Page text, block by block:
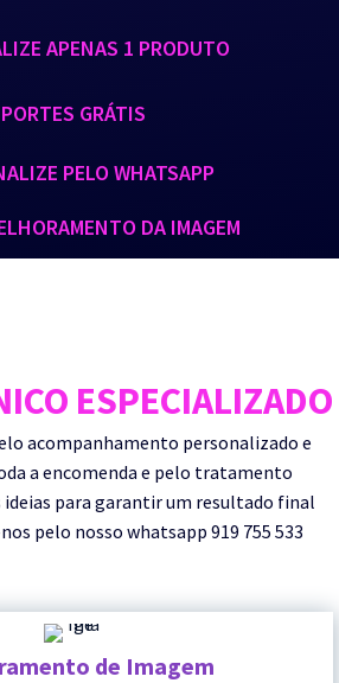
APENAS 1 PRODUTO
PORTES GRÁTIS
PELO WHATSAPP
DA IMAGEM
ESPECIALIZADO
acompanhamento personalizado e
a encomenda e pelo tratamento
ideias para garantir um resultado final
pelo nosso whatsapp 919 755 533
de Imagem